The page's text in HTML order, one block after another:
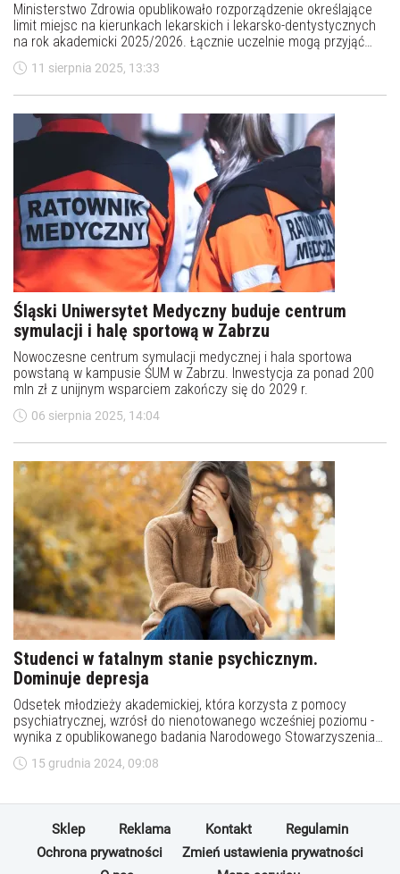
Ministerstwo Zdrowia opublikowało rozporządzenie określające
limit miejsc na kierunkach lekarskich i lekarsko-dentystycznych
na rok akademicki 2025/2026. Łącznie uczelnie mogą przyjąć
ponad 10,5 tys. kandydatów na medycynę. Które szkoły
medyczne uzyskały pozytywną ocenę Polskiej Komisji
11 sierpnia 2025, 13:33
Śląski Uniwersytet Medyczny buduje centrum
symulacji i halę sportową w Zabrzu
Nowoczesne centrum symulacji medycznej i hala sportowa
powstaną w kampusie ŚUM w Zabrzu. Inwestycja za ponad 200
mln zł z unijnym wsparciem zakończy się do 2029 r.
06 sierpnia 2025, 14:04
Studenci w fatalnym stanie psychicznym.
Dominuje depresja
Odsetek młodzieży akademickiej, która korzysta z pomocy
psychiatrycznej, wzrósł do nienotowanego wcześniej poziomu -
wynika z opublikowanego badania Narodowego Stowarzyszenia
Studentów Psychologii (ANEP) w Portugalii. Wynika z niego, że
niemal co drugi student cierpi na depresję lub ma jej objawy.
15 grudnia 2024, 09:08
Sklep Reklama Kontakt
Regulamin
Ochrona prywatności
Zmień ustawienia prywatności